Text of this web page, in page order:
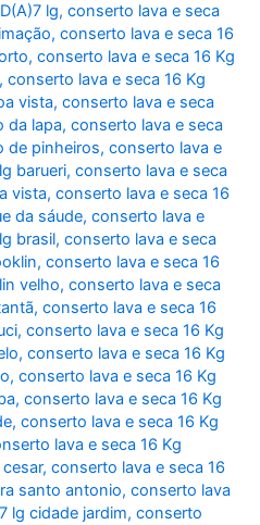
lg,conserto lava e seca
,conserto lava e seca 16
,conserto lava e seca 16 Kg
,conserto lava e seca 16 Kg
vista,conserto lava e seca
da lapa,conserto lava e seca
de pinheiros,conserto lava e
barueri,conserto lava e seca
vista,conserto lava e seca 16
da sáude,conserto lava e
brasil,conserto lava e seca
,conserto lava e seca 16
velho,conserto lava e seca
,conserto lava e seca 16
,conserto lava e seca 16 Kg
,conserto lava e seca 16 Kg
,conserto lava e seca 16 Kg
,conserto lava e seca 16 Kg
,conserto lava e seca 16 Kg
lava e seca 16 Kg
cesar,conserto lava e seca 16
santo antonio,conserto lava
lg cidade jardim,conserto